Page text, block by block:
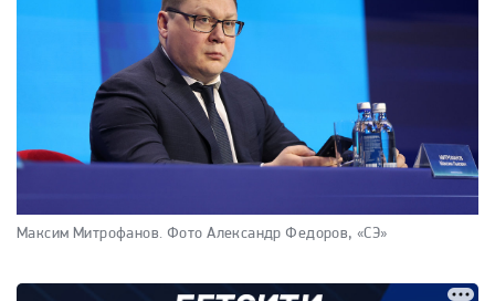
Максим Митрофанов. Фото Александр Федоров, «СЭ»